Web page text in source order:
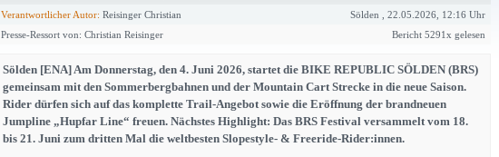
Verantwortlicher Autor: Reisinger Christian
Sölden , 22.05.2026, 12:16 Uhr
Presse-Ressort von: Christian Reisinger
Bericht 5291x gelesen
Sölden [ENA] Am Donnerstag, den 4. Juni 2026, startet die BIKE REPUBLIC SÖLDEN (BRS)
gemeinsam mit den Sommerbergbahnen und der Mountain Cart Strecke in die neue Saison.
Rider dürfen sich auf das komplette Trail-Angebot sowie die Eröffnung der brandneuen
Jumpline „Hupfar Line“ freuen. Nächstes Highlight: Das BRS Festival versammelt vom 18.
bis 21. Juni zum dritten Mal die weltbesten Slopestyle- & Freeride-Rider:innen.